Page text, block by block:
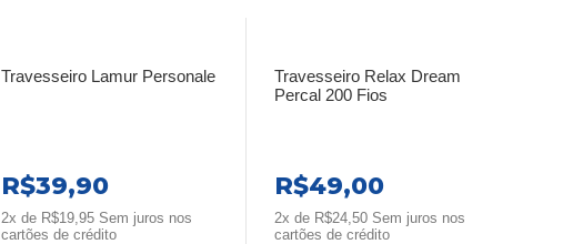
Travesseiro Lamur Personale
R$39,90
2x de R$19,95 Sem juros nos
cartões de crédito
Travesseiro Relax Dream
Percal 200 Fios
R$49,00
2x de R$24,50 Sem juros nos
cartões de crédito